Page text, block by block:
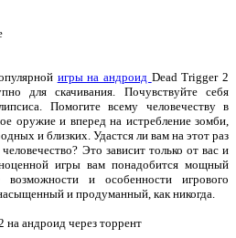
игры на андроид Dead Trigger 2
для скачивания. Почувствуйте себя
Помогите всему человечеству в
оружие и вперед на истребление зомби,
и близких. Удастся ли вам на этот раз
Это зависит только от вас и
игры вам понадобится мощный
и особенности игрового
и продуманный, как никогда.